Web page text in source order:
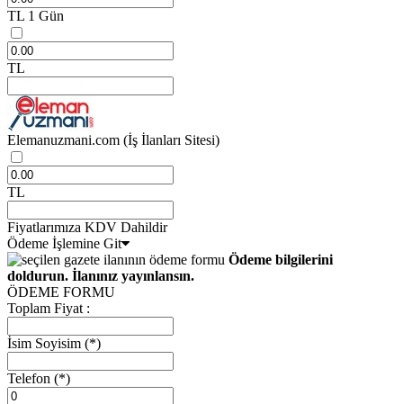
TL 1 Gün
TL
Elemanuzmani.com (İş İlanları Sitesi)
TL
Fiyatlarımıza KDV Dahildir
Ödeme İşlemine Git
Ödeme bilgilerini
doldurun. İlanınız yayınlansın.
ÖDEME FORMU
Toplam Fiyat :
İsim Soyisim (*)
Telefon (*)